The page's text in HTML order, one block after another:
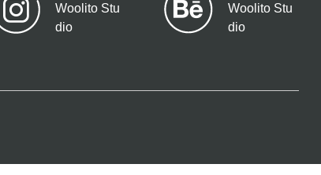
Woolito Stu
dio
Woolito Stu
dio